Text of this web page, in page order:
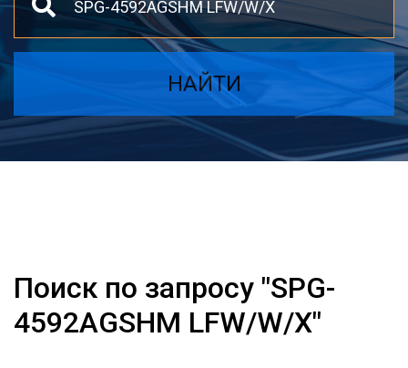
НАЙТИ
Поиск по запросу "SPG-
4592AGSHM LFW/W/X"